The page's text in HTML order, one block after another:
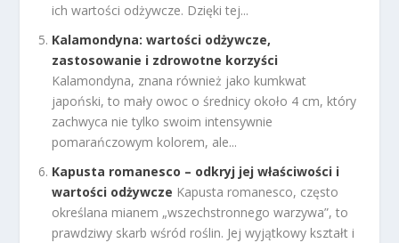
ich wartości odżywcze. Dzięki tej...
Kalamondyna: wartości odżywcze,
zastosowanie i zdrowotne korzyści
Kalamondyna, znana również jako kumkwat
japoński, to mały owoc o średnicy około 4 cm, który
zachwyca nie tylko swoim intensywnie
pomarańczowym kolorem, ale...
Kapusta romanesco – odkryj jej właściwości i
wartości odżywcze Kapusta romanesco, często
określana mianem „wszechstronnego warzywa”, to
prawdziwy skarb wśród roślin. Jej wyjątkowy kształt i